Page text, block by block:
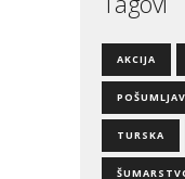
AKCIJA
TURSKA